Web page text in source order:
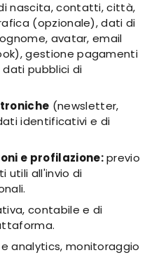
nascita, contatti, città,
(opzionale), dati di
avatar, email
gestione pagamenti
pubblici di
(newsletter,
identificativi e di
e profilazione:previo
utili all'invio di
contabile e di
analytics, monitoraggio